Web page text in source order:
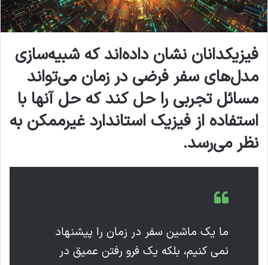
فیزیکدانان نشان داده‌اند که شبیه‌سازی
مدل‌های سفر فرضی در زمان می‌تواند
مسائل تجربی را حل کند که حل آنها با
استفاده از فیزیک استاندارد غیرممکن به
نظر می‌رسد.
ما یک ماشین سفر در زمان را پیشنهاد
نمی کنیم، بلکه یک فرو رفتن عمیق در